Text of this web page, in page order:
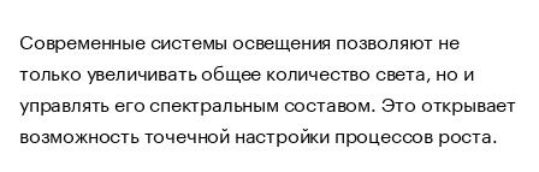
Современные системы освещения позволяют не
только увеличивать общее количество света, но и
управлять его спектральным составом. Это открывает
возможность точечной настройки процессов роста.